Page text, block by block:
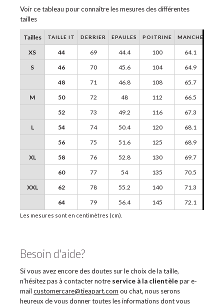
Voir ce tableau pour connaître les mesures des différentes
tailles
TAILLE IT DERRIER EPAULES POITRINE MANCHE
44 69 44.4 100
64.1
46
70 45.6 104
64.9
48
71 46.8 108
65.7
50
72 48 112
66.5
52
73 49.2 116
67.3
54
74 50.4 120
68.1
56
75 51.6 125
68.9
58
76 52.8 130
69.7
60
77 54 135
70.5
62
78 55.2 140
71.3
64
79 56.4 145 72.1
Tailles
XS
S
M
L
XL
XXL
Les mesures sont en centimètres (cm).
Besoin d'aide?
Si vous avez encore des doutes sur le choix de la taille,
n’hésitez pas à contacter notre service à la clientèlepar e-
mail customercare@tieapart.com ou chat, nous serons
heureux de vous donner toutes les informations dont vous